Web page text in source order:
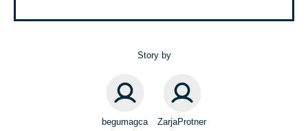
Story by
begumagca ZarjaProtner